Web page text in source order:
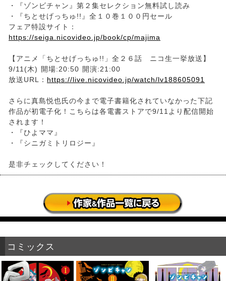
・『ゾンビチャン』第２集セレクション無料試し読み
・『ちとせげっちゅ!!』全１０巻１００円セール
フェア特設サイト：
https://seiga.nicovideo.jp/book/cp/majima
【アニメ「ちとせげっちゅ!!」全２６話 ニコ生一挙放送】
9/11(木) 開場:20:50 開演:21:00
放送URL： https://live.nicovideo.jp/watch/lv188605091
さらに真島悦也氏の今まで電子書籍化されていなかった下記
作品が初電子化！こちらは各電書ストアで9/11より配信開始
されます！
・『ひよママ』
・『シニガミトリロジー』
是非チェックしてください！
コミックス